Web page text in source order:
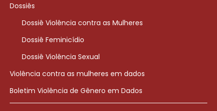
Dossiês
Dossiê Violência contra as Mulheres
Dossiê Feminicídio
Dossiê Violência Sexual
Violência contra as mulheres em dados
Boletim Violência de Gênero em Dados